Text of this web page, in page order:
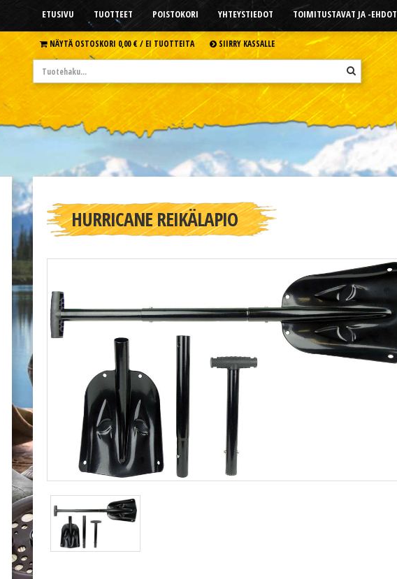
ETUSIVU TUOTTEET POISTOKORI YHTEYSTIEDOT TOIMITUSTAVAT JA -EHDOT
NÄYTÄ OSTOSKORI 0,00 € /EI TUOTTEITA SIIRRY KASSALLE
HURRICANE REIKÄLAPIO